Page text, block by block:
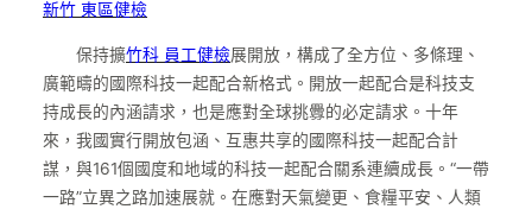
新竹 東區健檢
保持擴竹科 員工健檢展開放，構成了全方位、多條理、
廣範疇的國際科技一起配合新格式。開放一起配合是科技支
持成長的內涵請求，也是應對全球挑釁的必定請求。十年
來，我國實行開放包涵、互惠共享的國際科技一起配合計
謀，與161個國度和地域的科技一起配合關系連續成長。“一帶
一路”立異之路加速展就。在應對天氣變更、食糧平安、人類